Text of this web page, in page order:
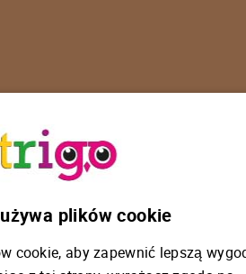
ps!
plików cookie
cookie, aby zapewnić lepszą